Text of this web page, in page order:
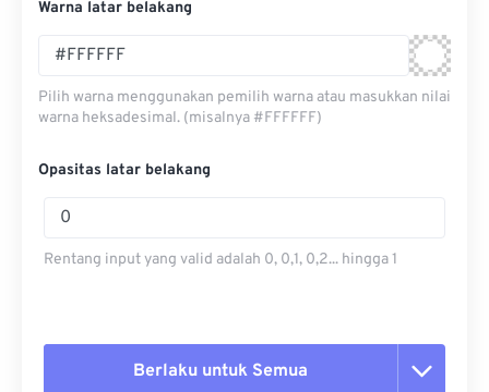
Warna latar belakang
Pilih warna menggunakan pemilih warna atau masukkan nilai
warna heksadesimal. (misalnya #FFFFFF)
Opasitas latar belakang
Rentang input yang valid adalah 0, 0,1, 0,2... hingga 1
Berlaku untuk Semua